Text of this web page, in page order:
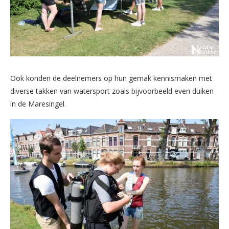
Ook konden de deelnemers op hun gemak kennismaken met
diverse takken van watersport zoals bijvoorbeeld even duiken
in de Maresingel.